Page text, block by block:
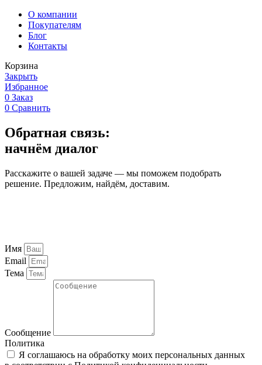
О компании
Покупателям
Блог
Контакты
Корзина
Закрыть
Избранное
0 Заказ
0 Сравнить
Обратная связь:
начнём диалог
Расскажите о вашей задаче — мы поможем подобрать
решение. Предложим, найдём, доставим.
Имя
Email
Тема
Сообщение
Политика
Я соглашаюсь на обработку моих персональных данных